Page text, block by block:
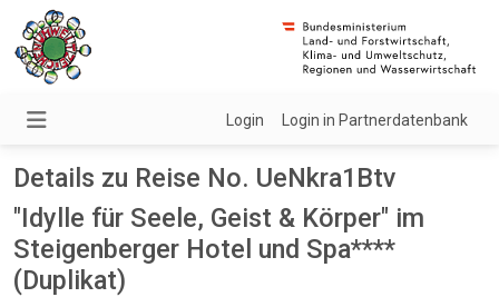
Login Login in Partnerdatenbank
Details zu Reise No. UeNkra1Btv
"Idylle für Seele, Geist & Körper" im
Steigenberger Hotel und Spa****
(Duplikat)